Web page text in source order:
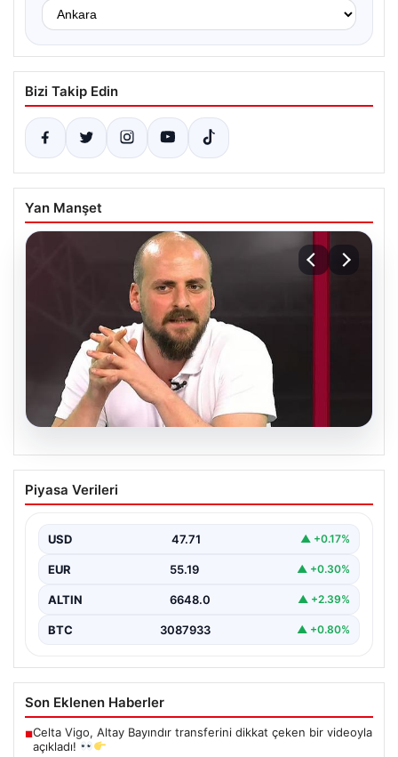
Bizi Takip Edin
Yan Manşet
Transfer krizi soruşturmaya dönüştü!
Burhan Can Terzi için harekete geçildi
Piyasa Verileri
USD 47.71 ▲ +0.17%
EUR 55.19 ▲ +0.30%
ALTIN 6648.0 ▲ +2.39%
BTC 3087933 ▲ +0.80%
Son Eklenen Haberler
■Celta Vigo, Altay Bayındır transferini dikkat çeken bir videoyla
açıkladı!